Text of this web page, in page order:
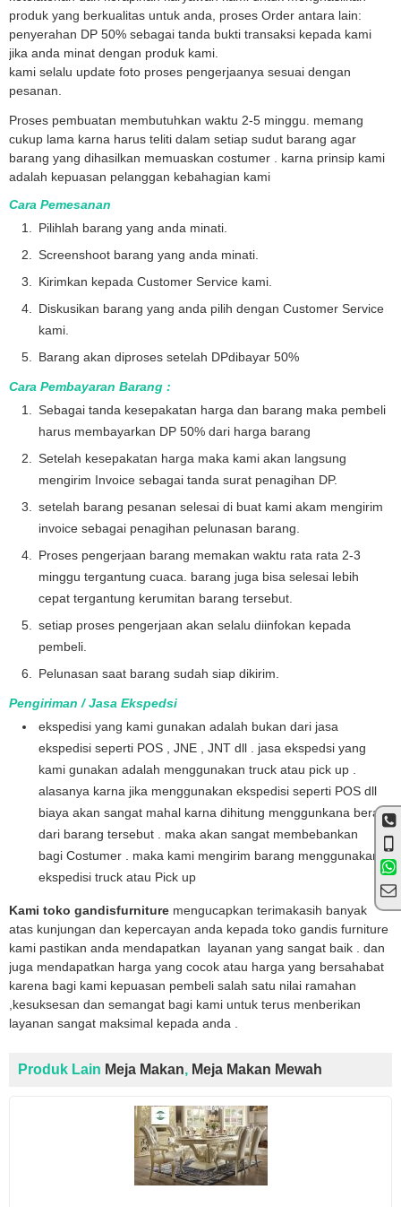
produk yang berkualitas untuk anda, proses Order antara lain:
penyerahan DP 50% sebagai tanda bukti transaksi kepada kami
jika anda minat dengan produk kami.
kami selalu update foto proses pengerjaanya sesuai dengan
pesanan.
Proses pembuatan membutuhkan waktu 2-5 minggu. memang
cukup lama karna harus teliti dalam setiap sudut barang agar
barang yang dihasilkan memuaskan costumer . karna prinsip kami
adalah kepuasan pelanggan kebahagian kami
Cara Pemesanan
Pilihlah barang yang anda minati.
Screenshoot barang yang anda minati.
Kirimkan kepada Customer Service kami.
Diskusikan barang yang anda pilih dengan Customer Service
kami.
Barang akan diproses setelah DPdibayar 50%
Cara Pembayaran Barang :
Sebagai tanda kesepakatan harga dan barang maka pembeli
harus membayarkan DP 50% dari harga barang
Setelah kesepakatan harga maka kami akan langsung
mengirim Invoice sebagai tanda surat penagihan DP.
setelah barang pesanan selesai di buat kami akam mengirim
invoice sebagai penagihan pelunasan barang.
Proses pengerjaan barang memakan waktu rata rata 2-3
minggu tergantung cuaca. barang juga bisa selesai lebih
cepat tergantung kerumitan barang tersebut.
setiap proses pengerjaan akan selalu diinfokan kepada
pembeli.
Pelunasan saat barang sudah siap dikirim.
Pengiriman / Jasa Ekspedsi
ekspedisi yang kami gunakan adalah bukan dari jasa
ekspedisi seperti POS , JNE , JNT dll . jasa ekspedsi yang
kami gunakan adalah menggunakan truck atau pick up .
alasanya karna jika menggunakan ekspedisi seperti POS dll
biaya akan sangat mahal karna dihitung menggunkana berat
dari barang tersebut . maka akan sangat membebankan
bagi Costumer . maka kami mengirim barang menggunakan
ekspedisi truck atau Pick up
Kami toko gandisfurniture mengucapkan terimakasih banyak
atas kunjungan dan kepercayan anda kepada toko gandis furniture
kami pastikan anda mendapatkan layanan yang sangat baik . dan
juga mendapatkan harga yang cocok atau harga yang bersahabat
karena bagi kami kepuasan pembeli salah satu nilai ramahan
,kesuksesan dan semangat bagi kami untuk terus menberikan
layanan sangat maksimal kepada anda .
Produk Lain Meja Makan, Meja Makan Mewah